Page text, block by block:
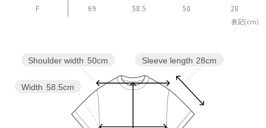
F 69 58.5 50 28
表記(cm)
Sleeve length 28cm
Width 58.5cm
Shoulder width 50cm